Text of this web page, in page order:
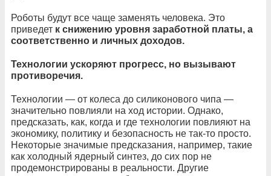
Роботы будут все чаще заменять человека. Это
приведет к снижению уровня заработной платы, а
соответственно и личных доходов.
Технологии ускоряют прогресс, но вызывают
противоречия.
Технологии — от колеса до силиконового чипа —
значительно повлияли на ход истории. Однако,
предсказать, как, когда и где технологии повлияют на
экономику, политику и безопасность не так-то просто.
Некоторые значимые предсказания, например, такие
как холодный ядерный синтез, до сих пор не
продемонстрированы в реальности. Другие